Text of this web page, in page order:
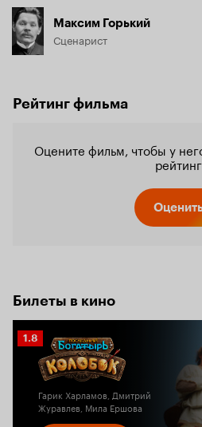
Максим Горький
Сценарист
Рейтинг фильма
Оцените фильм, чтобы у
рейтинг
Билеты в кино
Рейтинг
Кинопоиска
1.8
Гарик Харламов, Дмитрий
Журавлев, Мила Ершова